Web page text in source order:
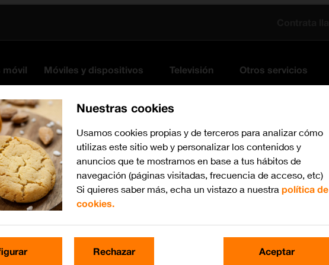
móvil Móviles y dispositivos Televisión Otros servicios
Nuestras cookies
Usamos cookies propias y de terceros para analizar cómo
utilizas este sitio web y personalizar los contenidos y
anuncios que te mostramos en base a tus hábitos de
navegación (páginas visitadas, frecuencia de acceso, etc)
Si quieres saber más, echa un vistazo a nuestra política de
cookies.
Rechazar Aceptar